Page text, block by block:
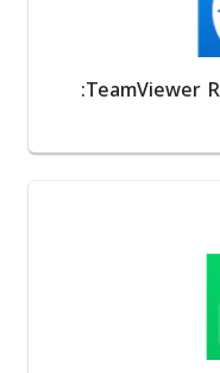
مراجعة تطبيق TeamViewer Remote Control: